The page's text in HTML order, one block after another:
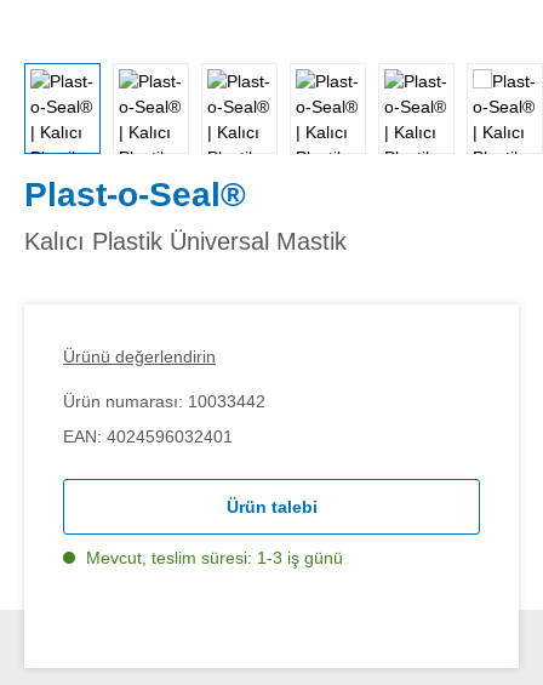
Plast-o-Seal®
Kalıcı Plastik Üniversal Mastik
Ürünü değerlendirin
Ürün numarası: 10033442
EAN: 4024596032401
Ürün talebi
Mevcut, teslim süresi: 1-3 iş günü